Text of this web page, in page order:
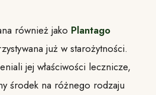
również jako Plantago
już w starożytności.
jej właściwości lecznicze,
środek na różnego rodzaju